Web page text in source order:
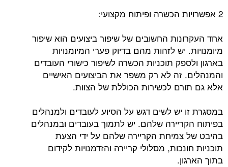
2 אפשרויות הכשרה ופיתוח מקצועי:
אחד העקרונות החשובים של שיפור ביצועים הוא שיפור
מיומנויות. יש לזהות מהם בדיוק פערי המיומנויות
בארגון ולספק תוכניות הכשרה לשיפור כישורי העובדים
והמנהלים. זה לא רק משפר את הביצועים האישיים
אלא גם תורם לכשירות הכוללת של הצוות.
במסגרת זו יש לשים דגש על הסיוע לעובדים ולמנהלים
בפיתוח הקריירה שלהם. יש לתמוך בעובדים ובמנהלים
בהיבט של צמיחת הקריירה שלהם על ידי הצעת
תוכניות חונכות, מסלולי קריירה והזדמנויות לקידום
בתוך הארגון.